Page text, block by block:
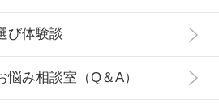
び体験談
悩み相談室（Q＆A）